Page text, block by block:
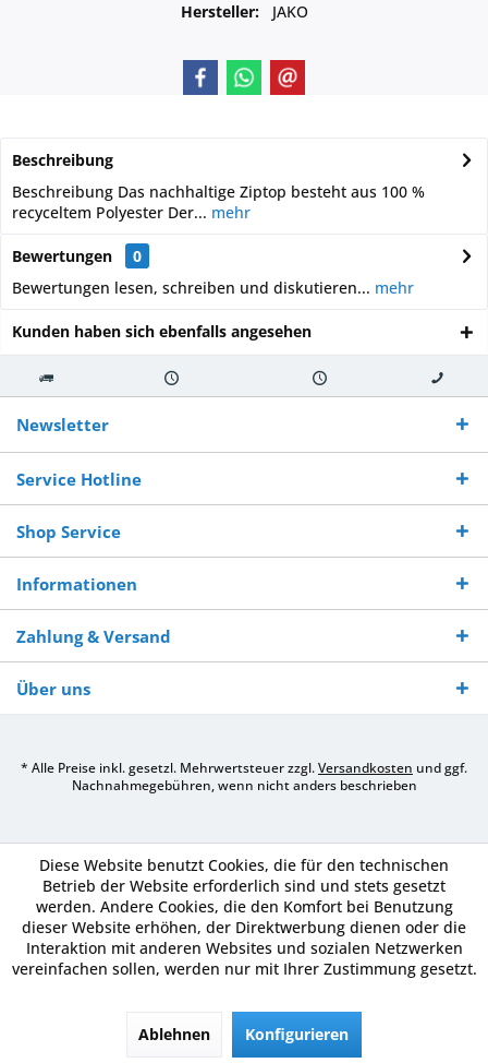
Hersteller:
JAKO
Beschreibung
Beschreibung Das nachhaltige Ziptop besteht aus 100 %
recyceltem Polyester Der... mehr
Bewertungen
0
Bewertungen lesen, schreiben und diskutieren... mehr
Kunden haben sich ebenfalls angesehen
Kostenloser
Versand ab €
250,-
Versand innerhalb von Versand von So erreichen
Sie uns 0160
970 511 90
Newsletter
Service Hotline
Shop Service
Informationen
Zahlung & Versand
Über uns
* Alle Preise inkl. gesetzl. Mehrwertsteuer zzgl.Versandkosten und ggf.
Nachnahmegebühren, wenn nicht anders beschrieben
Diese Website benutzt Cookies, die für den technischen
Betrieb der Website erforderlich sind und stets gesetzt
werden. Andere Cookies, die den Komfort bei Benutzung
dieser Website erhöhen, der Direktwerbung dienen oder die
Interaktion mit anderen Websites und sozialen Netzwerken
vereinfachen sollen, werden nur mit Ihrer Zustimmung gesetzt.
Ablehnen Konfigurieren